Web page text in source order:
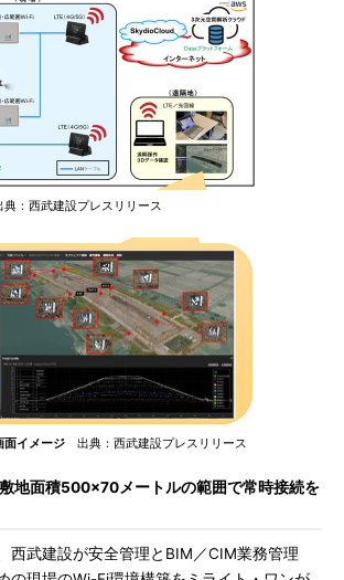
：西武建設プレスリリース
面イメージ 出典：西武建設プレスリリース
地面積500×70メートルの範囲で常時接続を
西武建設が安全管理とBIM／CIM業務管理